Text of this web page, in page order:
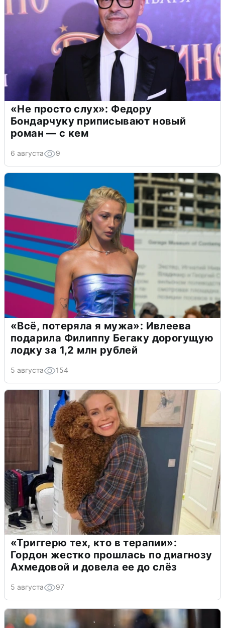
«Не просто слух»: Федору
Бондарчуку приписывают новый
роман — с кем
6 августа 9
«Всё, потеряла я мужа»: Ивлеева
подарила Филиппу Бегаку дорогущую
лодку за 1,2 млн рублей
5 августа 154
«Триггерю тех, кто в терапии»:
Гордон жестко прошлась по диагнозу
Ахмедовой и довела ее до слёз
5 августа 97